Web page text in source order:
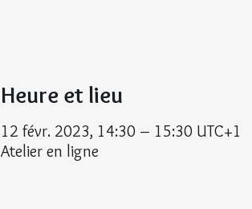
Heure et lieu
12 févr. 2023, 14:30 – 15:30 UTC+1
Atelier en ligne